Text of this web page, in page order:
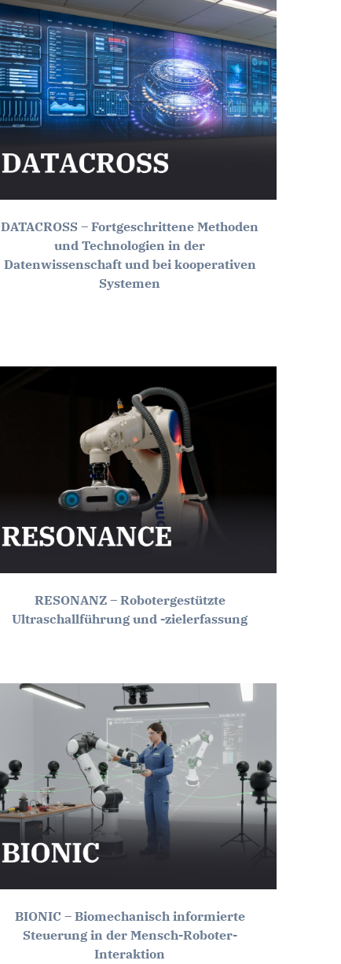
DATACROSS – Fortgeschrittene Methoden
und Technologien in der
Datenwissenschaft und bei kooperativen
Systemen
RESONANZ – Robotergestützte
Ultraschallführung und -zielerfassung
BIONIC – Biomechanisch informierte
Steuerung in der Mensch-Roboter-
Interaktion